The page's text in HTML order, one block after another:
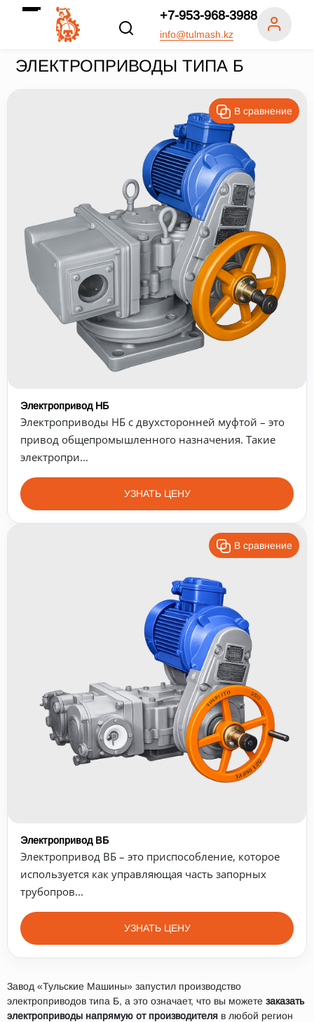
+7-953-968-3988
info@tulmash.kz
ЭЛЕКТРОПРИВОДЫ ТИПА Б
В сравнение
Электропривод НБ
Электроприводы НБ с двухсторонней муфтой – это
привод общепромышленного назначения. Такие
электропри...
УЗНАТЬ ЦЕНУ
В сравнение
Электропривод ВБ
Электропривод ВБ – это приспособление, которое
используется как управляющая часть запорных
трубопров...
УЗНАТЬ ЦЕНУ
Завод «Тульские Машины» запустил производство
электроприводов типа Б, а это означает, что вы можете заказать
электроприводы напрямую от производителя в любой регион